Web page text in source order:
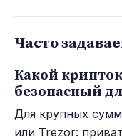
Часто
Какой
безопасный
Для крупных
или Trezor: